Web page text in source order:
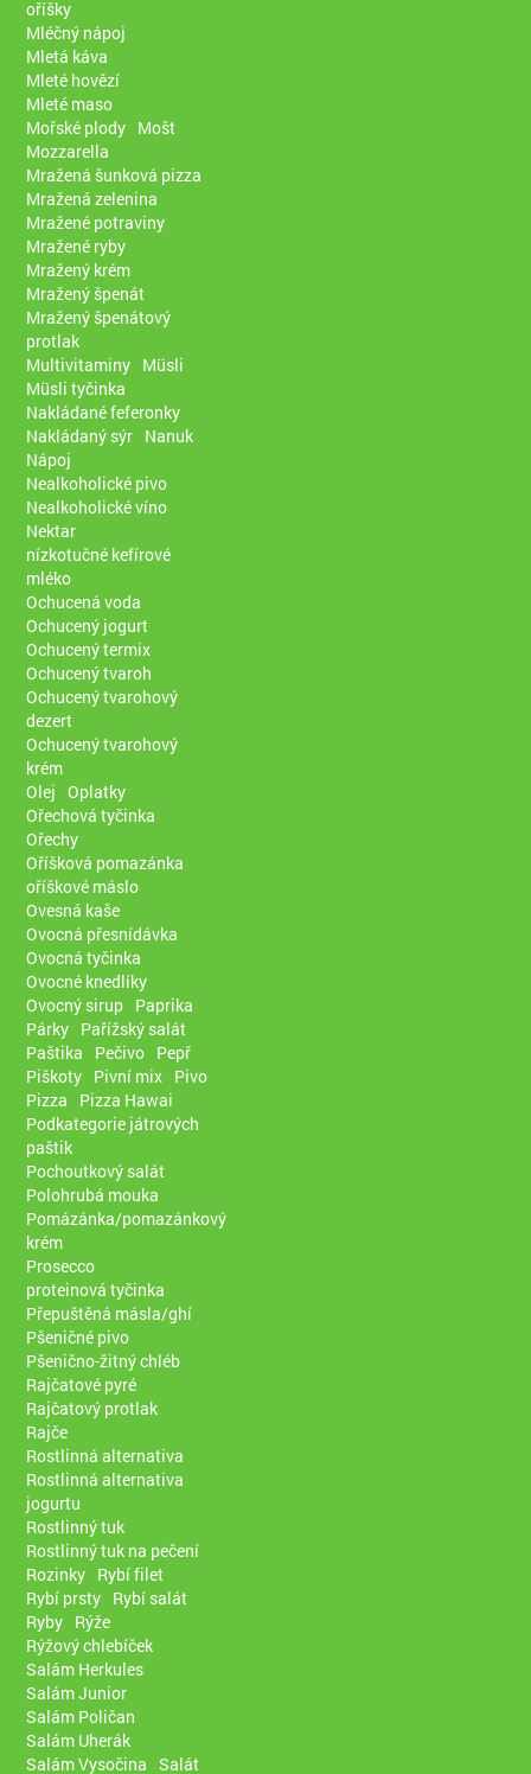
oříšky
Mléčný nápoj
Mletá káva
Mleté hovězí
Mleté maso
Mořské plody Mošt
Mozzarella
Mražená šunková pizza
Mražená zelenina
Mražené potraviny
Mražené ryby
Mražený krém
Mražený špenát
Mražený špenátový
protlak
Multivitaminy Müsli
Müsli tyčinka
Nakládané feferonky
Nakládaný sýr Nanuk
Nápoj
Nealkoholické pivo
Nealkoholické víno
Nektar
nízkotučné kefírové
mléko
Ochucená voda
Ochucený jogurt
Ochucený termix
Ochucený tvaroh
Ochucený tvarohový
dezert
Ochucený tvarohový
krém
Olej Oplatky
Ořechová tyčinka
Ořechy
Oříšková pomazánka
oříškové máslo
Ovesná kaše
Ovocná přesnídávka
Ovocná tyčinka
Ovocné knedlíky
Ovocný sirup Paprika
Párky Pařížský salát
Paštika
Pečivo Pepř
Piškoty Pivní mix Pivo
Pizza
Pizza Hawai
Podkategorie játrových
paštik
Pochoutkový salát
Polohrubá mouka
Pomázánka/pomazánkový
krém
Prosecco
proteinová tyčinka
Přepuštěná másla/ghí
Pšeničné pivo
Pšenično-žitný chléb
Rajčatové pyré
Rajčatový protlak
Rajče
Rostlinná alternativa
Rostlinná alternativa
jogurtu
Rostlinný tuk
Rostlinný tuk na pečení
Rozinky Rybí filet
Rybí prsty Rybí salát
Ryby Rýže
Rýžový chlebíček
Salám Herkules
Salám Junior
Salám Poličan
Salám Uherák
Salám Vysočina Salát